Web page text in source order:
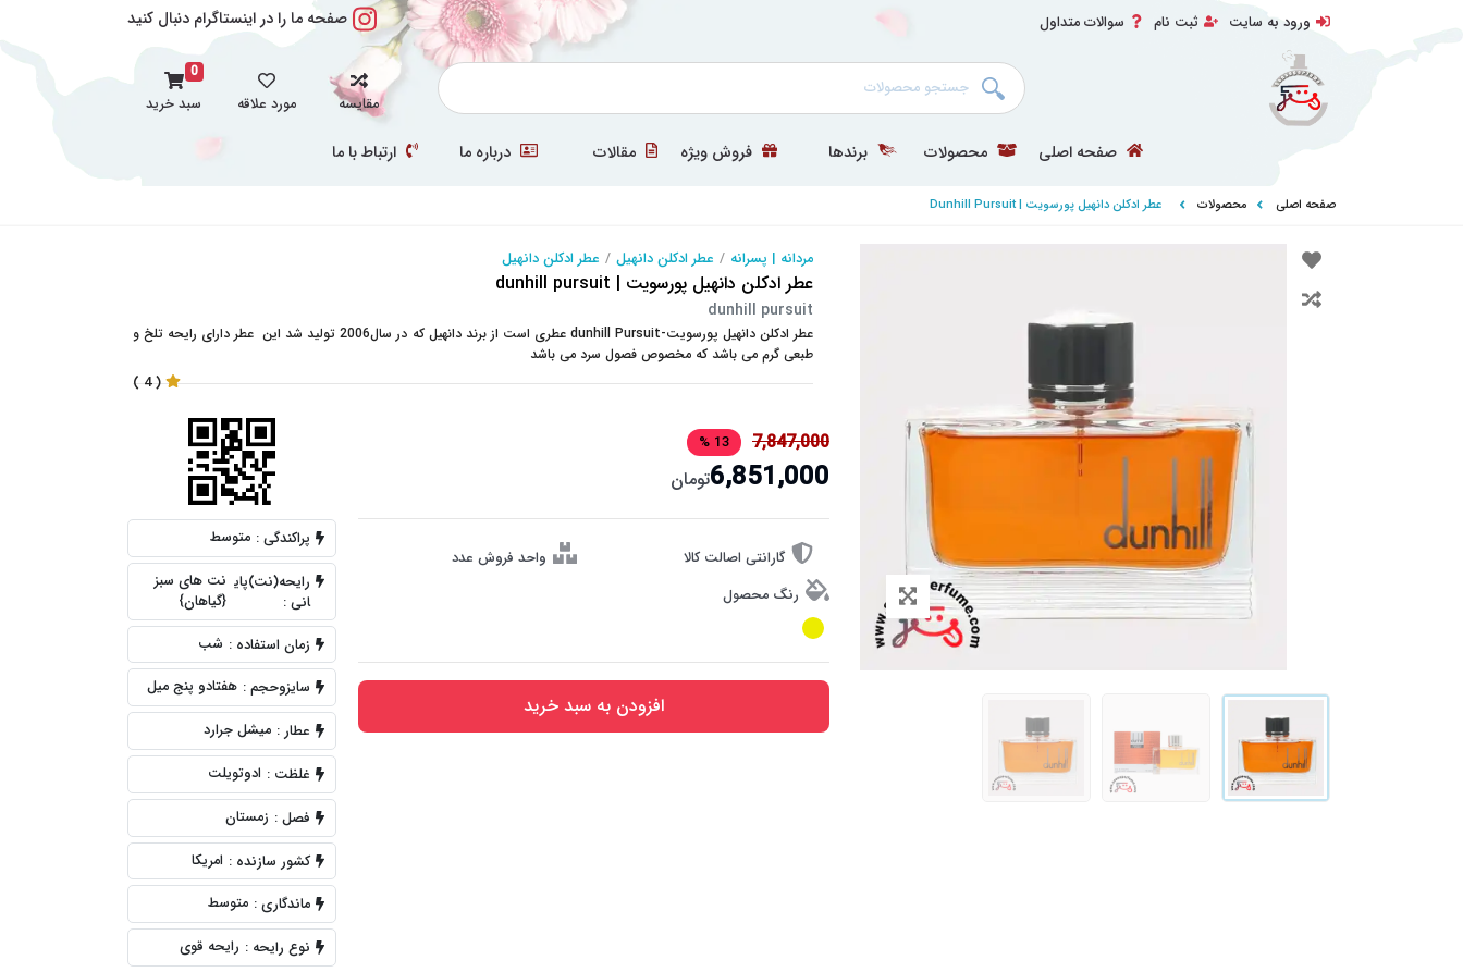
ورود به سایت ثبت نام سوالات متداول صفحه ما را در اینستاگرام دنبال کنید
مقایسه مورد علاقه
0
سبد خرید
صفحه اصلی محصولات برندها فروش ویژه مقالات درباره ما ارتباط با ما
صفحه اصلی محصولات عطر ادکلن دانهیل پورسویت | Dunhill Pursuit
مردانه | پسرانه / عطر ادکلن دانهیل / عطر ادکلن دانهیل
عطر ادکلن دانهیل پورسویت | dunhill pursuit
dunhill pursuit
عطر ادکلن دانهیل پورسویت-dunhill Pursuit عطری است از برند دانهیل که در سال2006 تولید شد این عطر دارای رایحه تلخ و
طبعی گرم می باشد که مخصوص فصول سرد می باشد
( 4 )
7,847,000
13 %
6,851,000تومان
گارانتی اصالت کالا
واحد فروش عدد
رنگ محصول
افزودن به سبد خرید
پراکندگی : متوسط
رایحه(نت)پای
انی :
نت های سبز
{گیاهان}
زمان استفاده : شب
سایزوحجم : هفتادو پنج میل
عطار : میشل جرارد
غلظت : ادوتویلت
فصل : زمستان
کشور سازنده : امریکا
ماندگاری : متوسط
نوع رایحه : رایحه قوی